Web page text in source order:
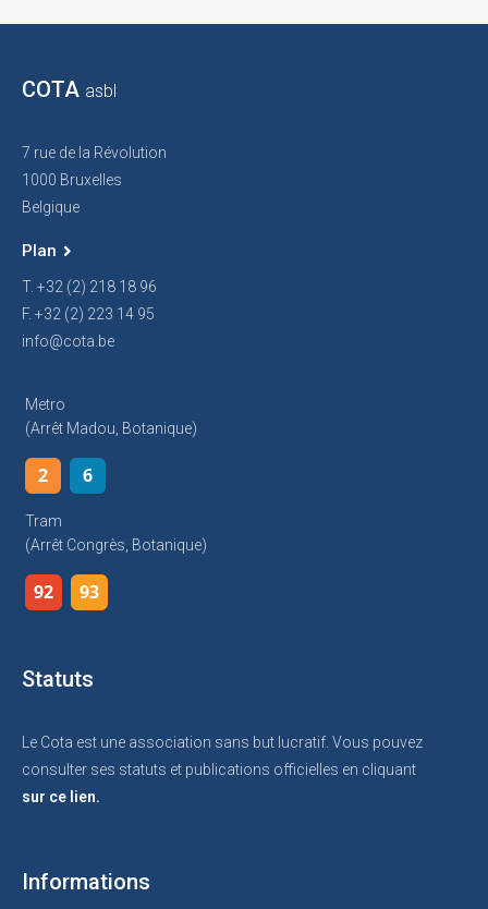
COTA asbl
7 rue de la Révolution
1000 Bruxelles
Belgique
Plan
T. +32 (2) 218 18 96
F. +32 (2) 223 14 95
info@cota.be
Metro
(arrêt Madou, Botanique)
2 6
Tram
(arrêt Congrès, Botanique)
92 93
Statuts
Le Cota est une association sans but lucratif. Vous pouvez
consulter ses statuts et publications officielles en cliquant
sur ce lien.
Informations